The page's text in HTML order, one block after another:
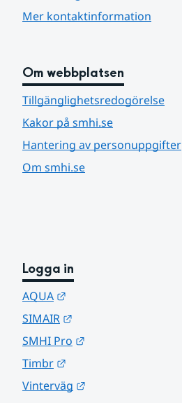
Mer kontaktinformation
Om webbplatsen
Tillgänglighetsredogörelse
Kakor på smhi.se
Hantering av personuppgifter
Om smhi.se
Logga in
AQUA
SIMAIR
SMHI Pro
Timbr
Vinterväg